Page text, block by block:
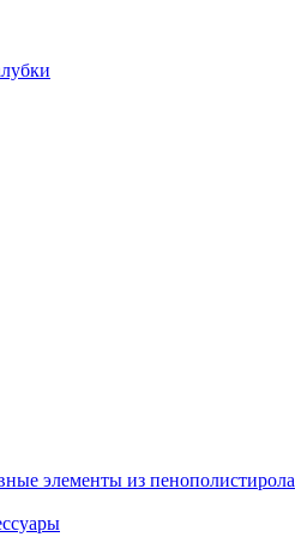
элементы из пенополистирола